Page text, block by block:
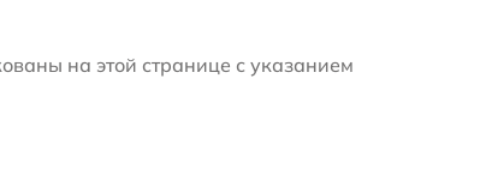
на этой странице с указанием